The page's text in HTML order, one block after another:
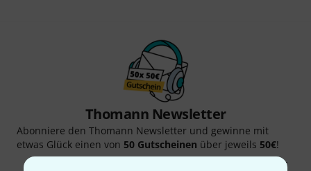
Thomann Newsletter
Abonniere den Thomann Newsletter und gewinne mit
etwas Glück einen von 50 Gutscheinen über jeweils 50€!
Thomann Insights